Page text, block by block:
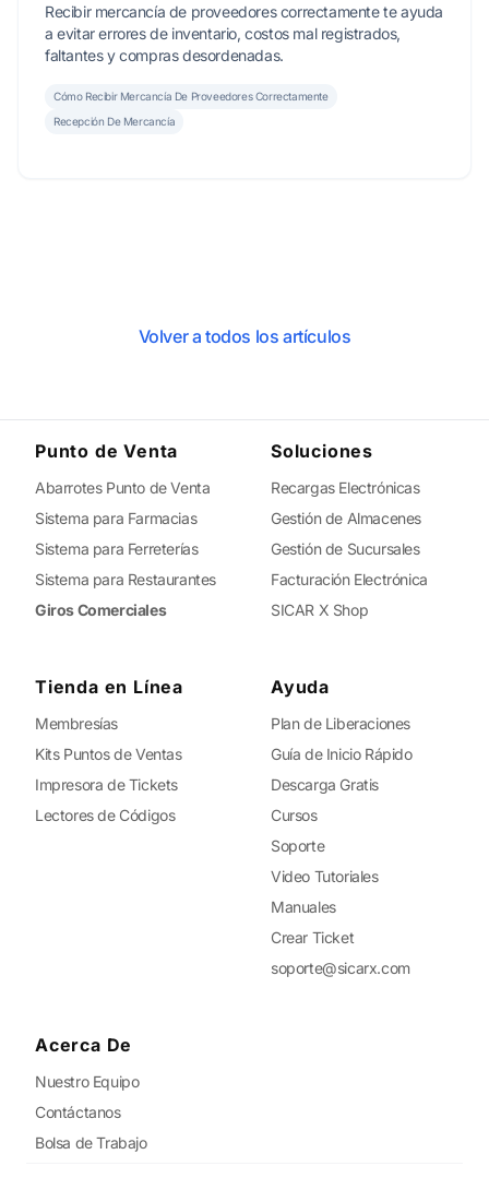
Recibir mercancía de proveedores correctamente te ayuda
a evitar errores de inventario, costos mal registrados,
faltantes y compras desordenadas.
Cómo Recibir Mercancía De Proveedores Correctamente
Recepción De Mercancía
Volver a todos los artículos
Punto de Venta
Abarrotes Punto de Venta
Sistema para Farmacias
Sistema para Ferreterías
Sistema para Restaurantes
Giros Comerciales
Soluciones
Recargas Electrónicas
Gestión de Almacenes
Gestión de Sucursales
Facturación Electrónica
SICAR X Shop
Tienda en Línea
Membresías
Kits Puntos de Ventas
Impresora de Tickets
Lectores de Códigos
Ayuda
Plan de Liberaciones
Guía de Inicio Rápido
Descarga Gratis
Cursos
Soporte
Video Tutoriales
Manuales
Crear Ticket
soporte@sicarx.com
Acerca De
Nuestro Equipo
Contáctanos
Bolsa de Trabajo